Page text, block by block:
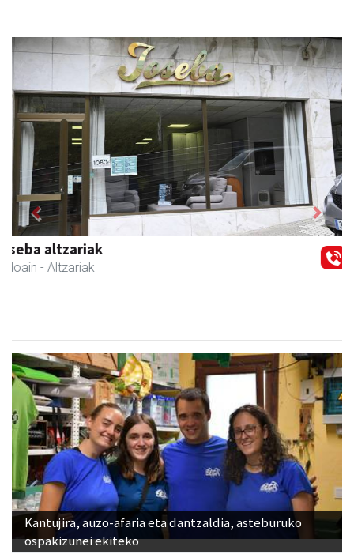
Guria
Urnieta - Jatetxeak
Previous Next
Kantujira, auzo-afaria eta dantzaldia, asteburuko
ospakizunei ekiteko